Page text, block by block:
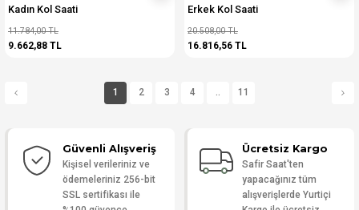
Kadın Kol Saati
11.784,00 TL
9.662,88 TL
Erkek Kol Saati
20.508,00 TL
16.816,56 TL
1 2 3 4 .. 11
Güvenli Alışveriş
Kişisel verileriniz ve
ödemeleriniz 256-bit
SSL sertifikası ile
Ücretsiz Kargo
Safir Saat'ten
yapacağınız tüm
alışverişlerde Yurtiçi